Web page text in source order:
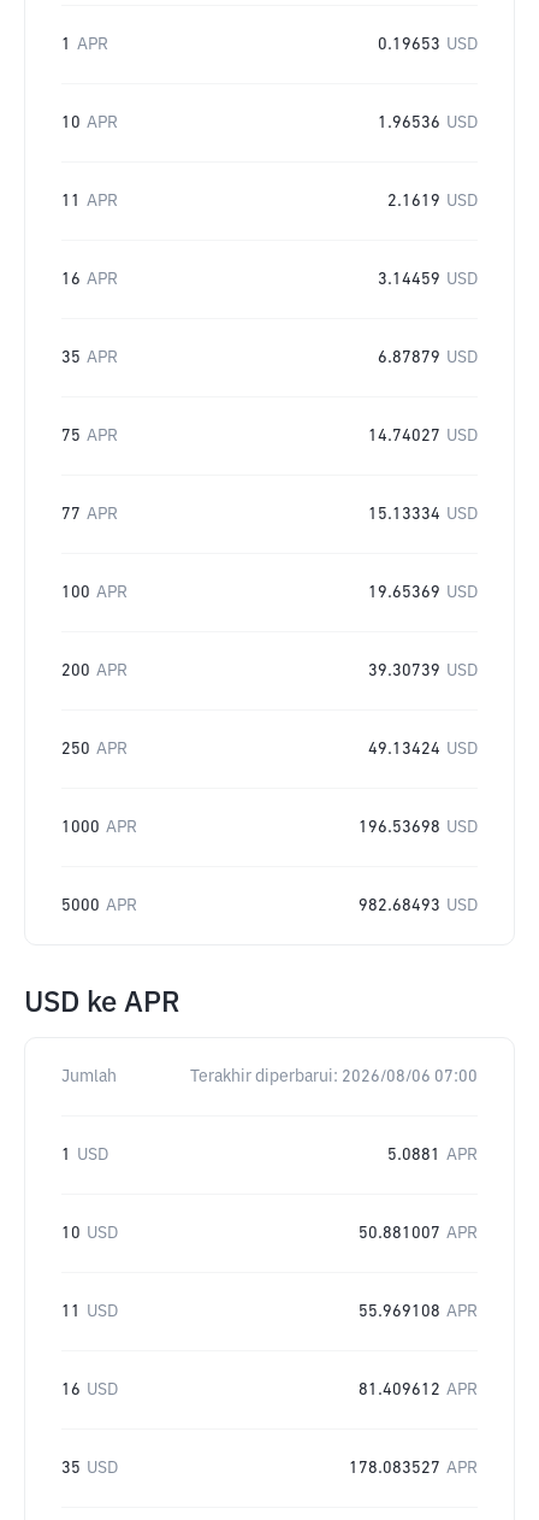
1 APR 0.19653 USD
10 APR 1.96536 USD
11 APR 2.1619 USD
16 APR 3.14459 USD
35 APR 6.87879 USD
75 APR 14.74027 USD
77 APR 15.13334 USD
100 APR 19.65369 USD
200 APR 39.30739 USD
250 APR 49.13424 USD
1000 APR 196.53698 USD
5000 APR 982.68493 USD
USD ke APR
Jumlah Terakhir diperbarui: 2026/08/06 07:00
1 USD 5.0881 APR
10 USD 50.881007 APR
11 USD 55.969108 APR
16 USD 81.409612 APR
35 USD 178.083527 APR